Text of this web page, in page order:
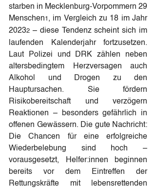
starben in Mecklenburg-Vorpommern 29
Menschen1 , im Vergleich zu 18 im Jahr
20232 – diese Tendenz scheint sich im
laufenden Kalenderjahr fortzusetzen.
Laut Polizei und DRK zählen neben
altersbedingtem Herzversagen auch
Alkohol und Drogen zu den
Hauptursachen. Sie fördern
Risikobereitschaft und verzögern
Reaktionen – besonders gefährlich in
offenen Gewässern. Die gute Nachricht:
Die Chancen für eine erfolgreiche
Wiederbelebung sind hoch –
vorausgesetzt, Helfer:innen beginnen
bereits vor dem Eintreffen der
Rettungskräfte mit lebensrettenden